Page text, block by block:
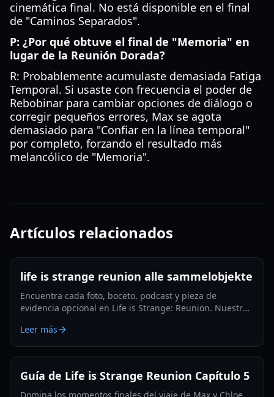
cinemática final. No está disponible en el final
de "Caminos Separados".
P: ¿Por qué obtuve el final de "Memoria" en
lugar de la Reunión Dorada?
R: Probablemente acumulaste demasiada Fatiga
Temporal. Si usaste con frecuencia el poder de
Rebobinar para cambiar opciones de diálogo o
corregir pequeños errores, Max se agota
demasiado para "Confiar en la línea temporal"
por completo, forzando el resultado más
melancólico de "Memoria".
Artículos relacionados
life is strange reunion alle sammelobjekte
Encuentra cada foto, boceto, podcast y pieza de
evidencia opcional en Life is Strange: Reunion. Nuestra
Leer más
Guía de Life is Strange Reunion Capítulo 5